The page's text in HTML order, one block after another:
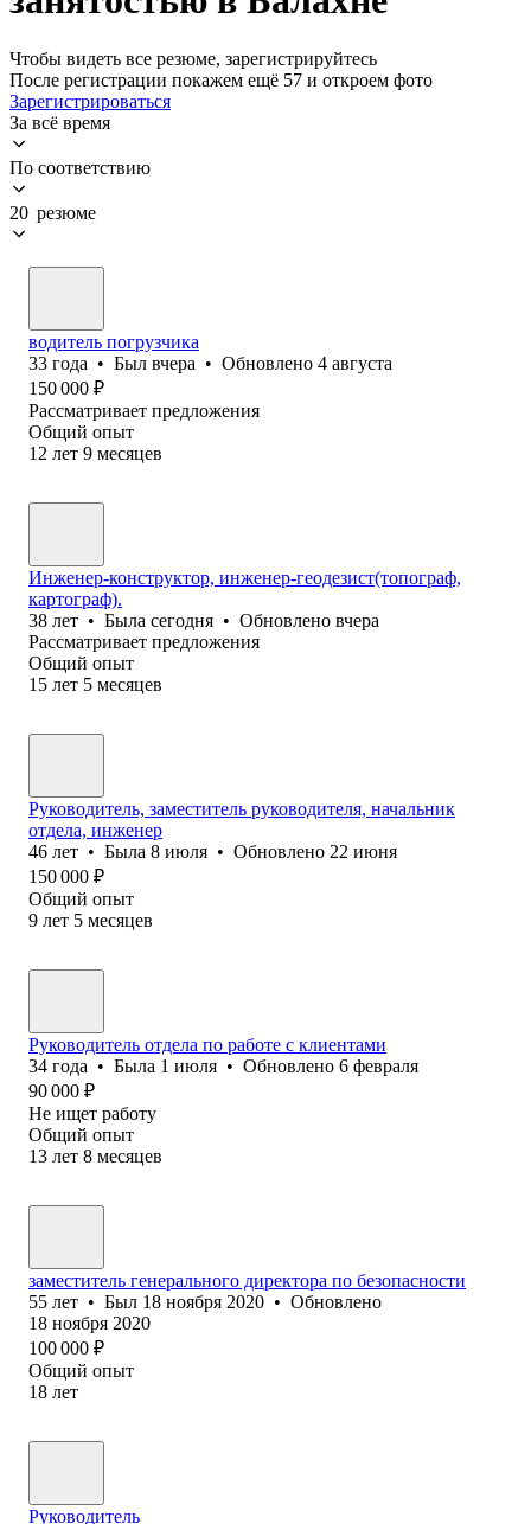
Чтобы видеть все резюме, зарегистрируйтесь
После регистрации покажем ещё 57 и откроем фото
Зарегистрироваться
За всё время
По соответствию
20 резюме
водитель погрузчика
33 года • Был вчера • Обновлено 4 августа
150 000 ₽
Рассматривает предложения
Общий опыт
12 лет 9 месяцев
Инженер-конструктор, инженер-геодезист(топограф,
картограф).
38 лет • Была сегодня • Обновлено вчера
Рассматривает предложения
Общий опыт
15 лет 5 месяцев
Руководитель, заместитель руководителя, начальник
отдела, инженер
46 лет • Была 8 июля • Обновлено 22 июня
150 000 ₽
Общий опыт
9 лет 5 месяцев
Руководитель отдела по работе с клиентами
34 года • Была 1 июля • Обновлено 6 февраля
90 000 ₽
Не ищет работу
Общий опыт
13 лет 8 месяцев
заместитель генерального директора по безопасности
55 лет • Был 18 ноября 2020 • Обновлено
18 ноября 2020
100 000 ₽
Общий опыт
18 лет
Руководитель